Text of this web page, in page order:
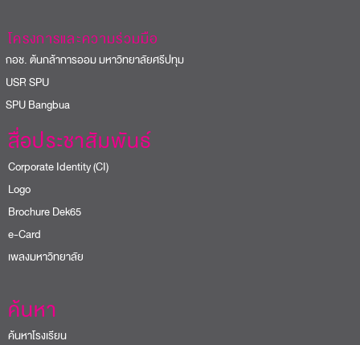
โครงการและความร่วมมือ
ช. ต้นกล้าการออม มหาวิทยาลัยศรีปทุม
SPU
Bangbua
สื่อประชาสัมพันธ์
Corporate Identity (CI)
Logo
Brochure Dek65
e-Card
เพลงมหาวิทยาลัย
ค้นหา
ค้นหาโรงเรียน